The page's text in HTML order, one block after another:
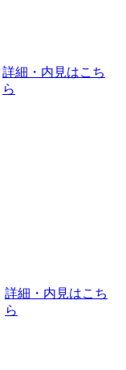
詳細・内見はこち
ら
詳細・内見はこち
ら